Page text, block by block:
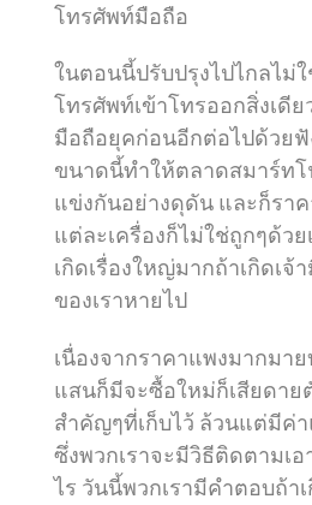
โทรศัพท์มือถือ
ในตอนนี้ปรับปรุงไปไกลไม่
โทรศัพท์เข้าโทรออกสิ่งเดี
มือถือยุคก่อนอีกต่อไปด้วย
ขนาดนี้ทำให้ตลาดสมาร์ท
แข่งกันอย่างดุดัน และก็รา
แต่ละเครื่องก็ไม่ใช่ถูกๆด้วย
เกิดเรื่องใหญ่มากถ้าเกิดเจ้
ของเราหายไป
เนื่องจากราคาแพงมากมา
แสนก็มีจะซื้อใหม่ก็เสียดาย
สำคัญๆที่เก็บไว้ ล้วนแต่มีค่
ซึ่งพวกเราจะมีวิธีติดตามเ
ไร วันนี้พวกเรามีคำตอบถ้